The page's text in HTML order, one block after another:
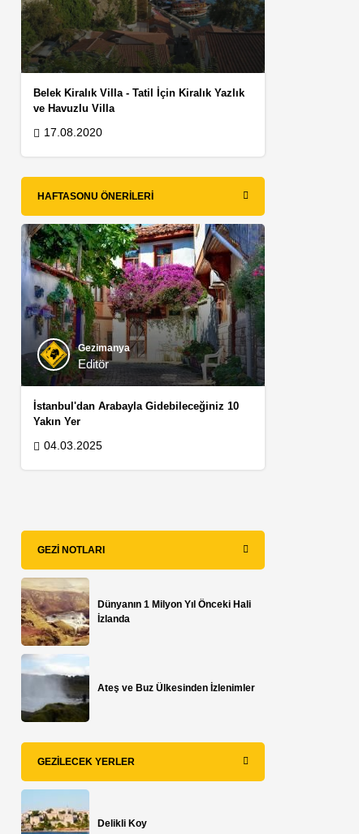
Belek Kiralık Villa - Tatil İçin Kiralık Yazlık
ve Havuzlu Villa
17.08.2020
HAFTASONU ÖNERILERI
Gezimanya
Editör
İstanbul'dan Arabayla Gidebileceğiniz 10
Yakın Yer
04.03.2025
GEZI NOTLARI
Dünyanın 1 Milyon Yıl Önceki Hali
İzlanda
Ateş ve Buz Ülkesinden İzlenimler
GEZILECEK YERLER
Delikli Koy